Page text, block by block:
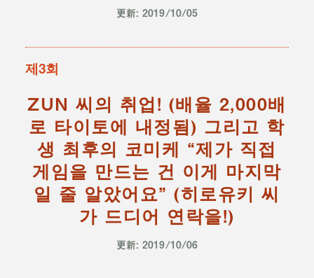
更新: 2019/10/05
제3회
ZUN 씨의 취업! (배율 2,000배
로 타이토에 내정됨) 그리고 학
생 최후의 코미케 “제가 직접
게임을 만드는 건 이게 마지막
일 줄 알았어요” (히로유키 씨
가 드디어 연락을!)
更新: 2019/10/06